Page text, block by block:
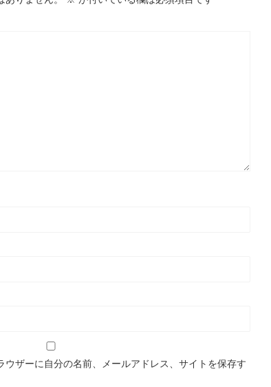
ウザーに自分の名前、メールアドレス、サイトを保存す